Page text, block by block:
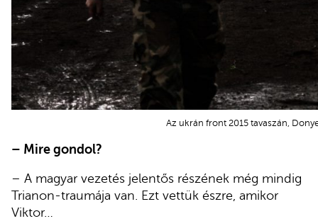
Az ukrán front 2015 tavaszán,
– Mire gondol?
– A magyar vezetés jelentős részének még mindig
Trianon-traumája van. Ezt vettük észre, amikor
Viktor…